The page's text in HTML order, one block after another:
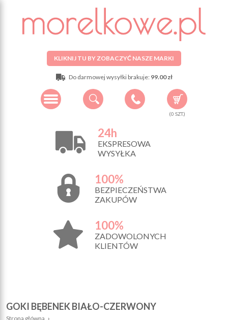
KLIKNIJ TU BY ZOBACZYĆ NASZE MARKI
Do darmowej wysyłki brakuje: 99.00 zł
(0 SZT.)
24h
EKSPRESOWA
WYSYŁKA
100%
BEZPIECZEŃSTWA
ZAKUPÓW
100%
ZADOWOLONYCH
KLIENTÓW
GOKI BĘBENEK BIAŁO-CZERWONY
Strona główna ›